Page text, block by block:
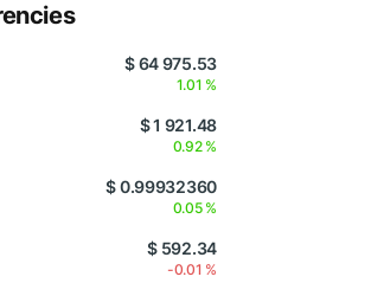
$ 64 975.53
1.01 %
$ 1 921.48
0.92 %
$ 0.99932360
0.05 %
$ 592.34
-0.01 %